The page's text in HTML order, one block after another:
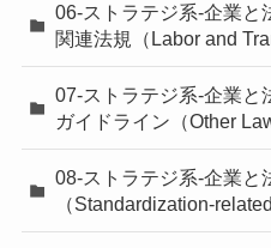
06-ストラテジ系-企業と
関連法規（Labor and
07-ストラテジ系-企業と
ガイドライン（Other
08-ストラテジ系-企業と
（Standardization-related